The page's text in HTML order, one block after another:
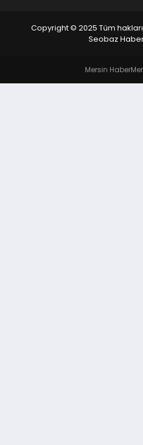
Copyright © 2025 Tüm hakları
Seobaz
Mersin Haber